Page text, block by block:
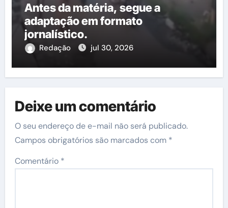
Antes da matéria, segue a
adaptação em formato
jornalístico.
Redação jul 30, 2026
Deixe um comentário
O seu endereço de e-mail não será publicado.
Campos obrigatórios são marcados com *
Comentário *